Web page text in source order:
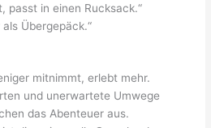
passt in einen Rucksack.“
Übergepäck.“
mitnimmt, erlebt mehr.
und unerwartete Umwege
das Abenteuer aus.